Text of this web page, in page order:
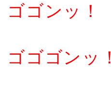
ゴゴンッ！
ゴゴゴンッ！